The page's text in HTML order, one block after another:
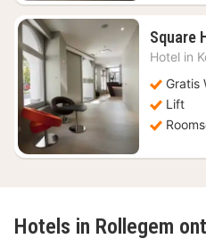
Square
Hotel in
Gratis
Lift
Hotels in Rollegem